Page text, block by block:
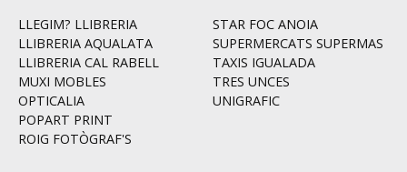
LLEGIM? LLIBRERIA
LLIBRERIA AQUALATA
LLIBRERIA CAL RABELL
MUXI MOBLES
OPTICALIA
POPART PRINT
ROIG FOTÒGRAF'S
STAR FOC ANOIA
SUPERMERCATS SUPERMAS
TAXIS IGUALADA
TRES UNCES
UNIGRAFIC